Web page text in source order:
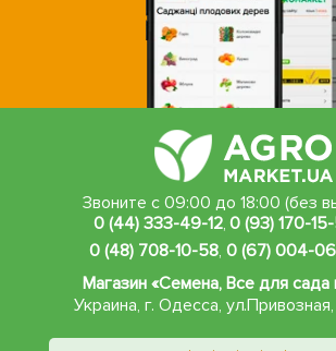
Звоните с 09:00 до 18:00 (без
0 (44) 333-49-12,0 (93) 170-
0 (48) 708-10-58, 0 (67) 004-
Магазин «Семена, Все для сада
Украина, г. Одесса, ул.Привозная,